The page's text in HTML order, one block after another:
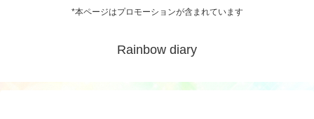
*本ページはプロモーションが含まれています
Rainbow diary